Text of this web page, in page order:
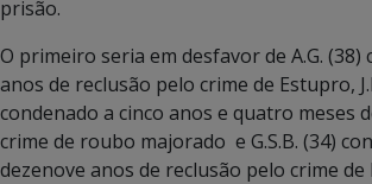
prisão.
O primeiro seria em desfavor de A.G. (38)
anos de reclusão pelo crime de Estupro,
condenado a cinco anos e quatro meses
crime de roubo majorado e G.S.B. (34)
dezenove anos de reclusão pelo crime